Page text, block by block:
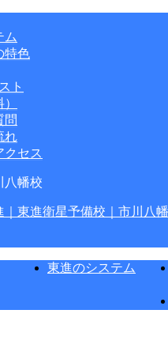
ム
特色
ト
問
れ
クセス
八幡校
東進衛星予備校｜市川八
東進のシステム